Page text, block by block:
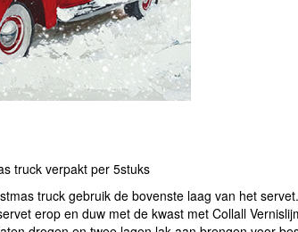
truck verpakt per 5stuks
truck gebruik de bovenste laag van het
erop en duw met de kwast met Collall